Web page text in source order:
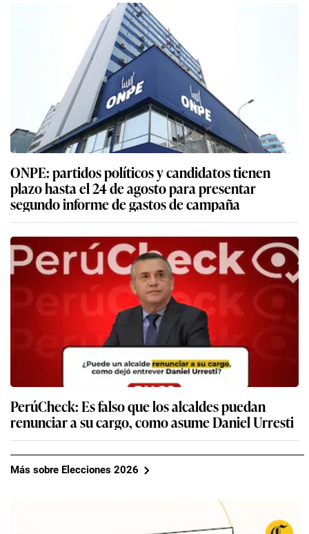
ONPE: partidos políticos y candidatos tienen
plazo hasta el 24 de agosto para presentar
segundo informe de gastos de campaña
PerúCheck: Es falso que los alcaldes puedan
renunciar a su cargo, como asume Daniel Urresti
Más sobre Elecciones 2026